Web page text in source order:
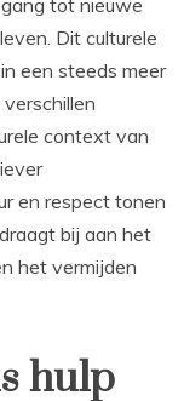
Dit culturele
een steeds meer
context van
en respect tonen
bij aan het
het vermijden
hulp